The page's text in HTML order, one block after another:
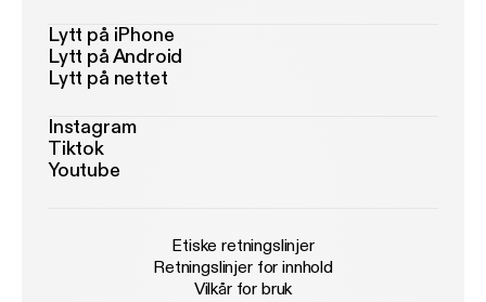
Lytt på iPhone
Lytt på Android
Lytt på nettet
Instagram
Tiktok
Youtube
Etiske retningslinjer
Retningslinjer for innhold
Vilkår for bruk